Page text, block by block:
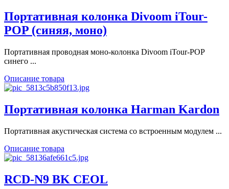
Портативная колонка Divoom iTour-
POP (синяя, моно)
Портативная проводная моно-колонка Divoom iTour-POP
синего ...
Описание товара
Портативная колонка Harman Kardon
Портативная акустическая система со встроенным модулем ...
Описание товара
RCD-N9 BK CEOL